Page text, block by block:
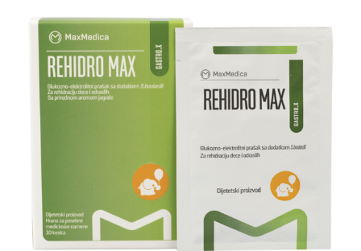
Zapamti me Izgubljena lozinka?